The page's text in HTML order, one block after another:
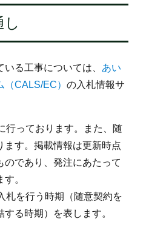
る工事については、 あい
（CALS/EC）の入札情報サ
っております。また、随
ます。掲載情報は更新時点
のであり、発注にあたって
。
を行う時期（随意契約を
る時期）を表します。